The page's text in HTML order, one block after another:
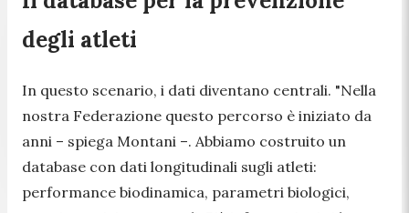
degli atleti
In questo scenario, i dati diventano centrali. "Nella
nostra Federazione questo percorso è iniziato da
anni – spiega Montani –. Abbiamo costruito un
database con dati longitudinali sugli atleti:
performance biodinamica, parametri biologici,